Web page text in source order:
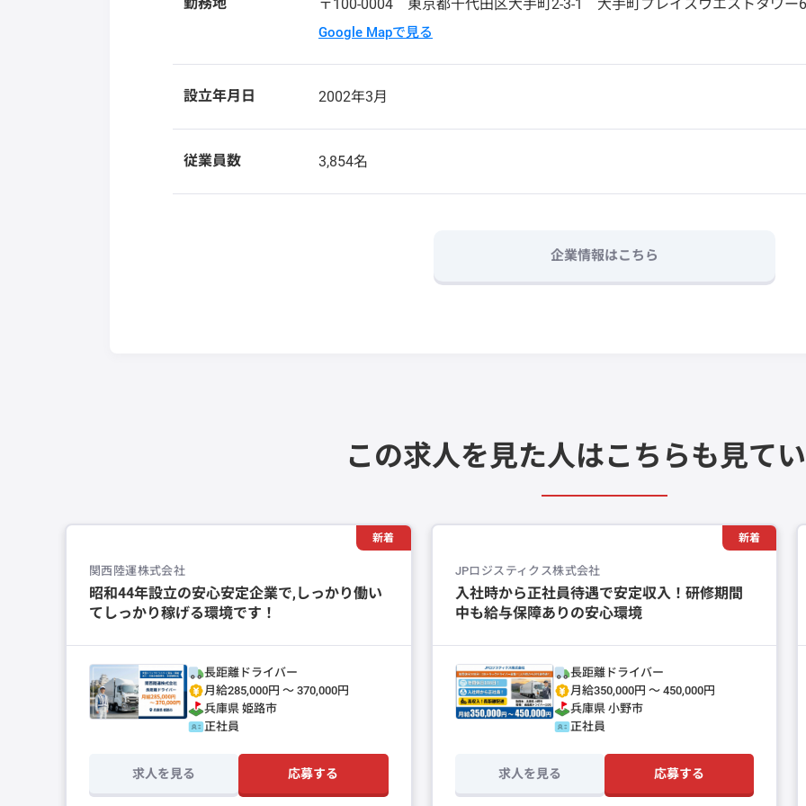
〒100-0004 東京都千代田区大手町2-3-1 大手町プレイスウエストタワー
Google Mapで見る
設立年月日 2002年3月
従業員数 3,854名
企業情報はこちら
この求人を見た人はこちらも見て
新着
関西陸運株式会社
昭和44年設立の安心安定企業で,しっかり働い
てしっかり稼げる環境です！
長距離ドライバー
月給285,000円 〜 370,000円
兵庫県 姫路市
正社員
求人を見る 応募する
新着
JPロジスティクス株式会社
入社時から正社員待遇で安定収入！研修期間
中も給与保障ありの安心環境
長距離ドライバー
月給350,000円 〜 450,000円
兵庫県 小野市
正社員
求人を見る 応募する